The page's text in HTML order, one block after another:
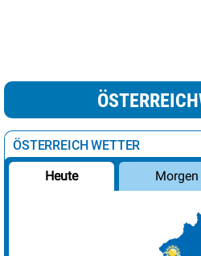
ÖSTERREICH WETTER
Heute Morgen